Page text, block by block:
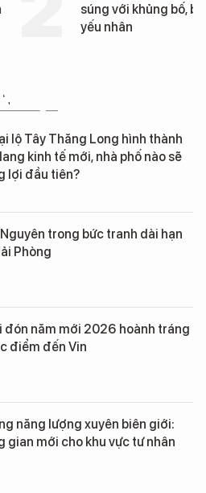
súng với khủng bố,
yếu nhân
lộ Tây Thăng Long hình thành
kinh tế mới, nhà phố nào sẽ
lợi đầu tiên?
trong bức tranh dài hạn
Phòng
đón năm mới 2026 hoành tráng
điểm đến Vin
năng lượng xuyên biên giới:
gian mới cho khu vực tư nhân